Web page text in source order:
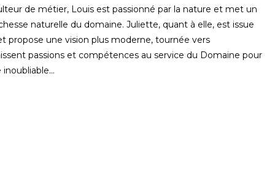
de métier, Louis est passionné par la nature et met un
naturelle du domaine. Juliette, quant à elle, est issue
propose une vision plus moderne, tournée vers
passions et compétences au service du Domaine pour
inoubliable…